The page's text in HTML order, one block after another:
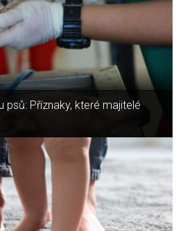
krbovou vložku? Průvodce pro Váš